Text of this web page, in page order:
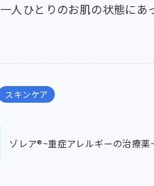
一人ひとりのお肌の状態にあ
スキンケア
ゾレア®~重症アレルギーの治療薬